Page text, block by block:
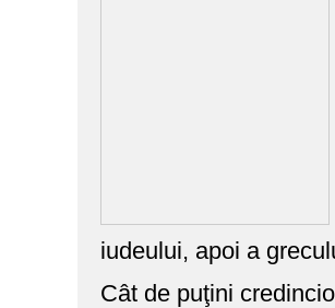
iudeului, apoi a
Cât de puţini